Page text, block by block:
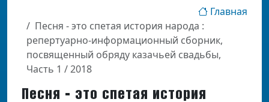
Главная
Песня - это спетая история народа :
репертуарно-информационный сборник,
посвященный обряду казачьей свадьбы,
Часть 1 / 2018
Песня - это спетая история